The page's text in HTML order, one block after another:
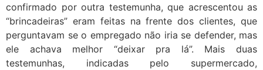
confirmado por outra testemunha, que acrescentou as
“brincadeiras” eram feitas na frente dos clientes, que
perguntavam se o empregado não iria se defender, mas
ele achava melhor “deixar pra lá”. Mais duas
testemunhas, indicadas pelo supermercado,